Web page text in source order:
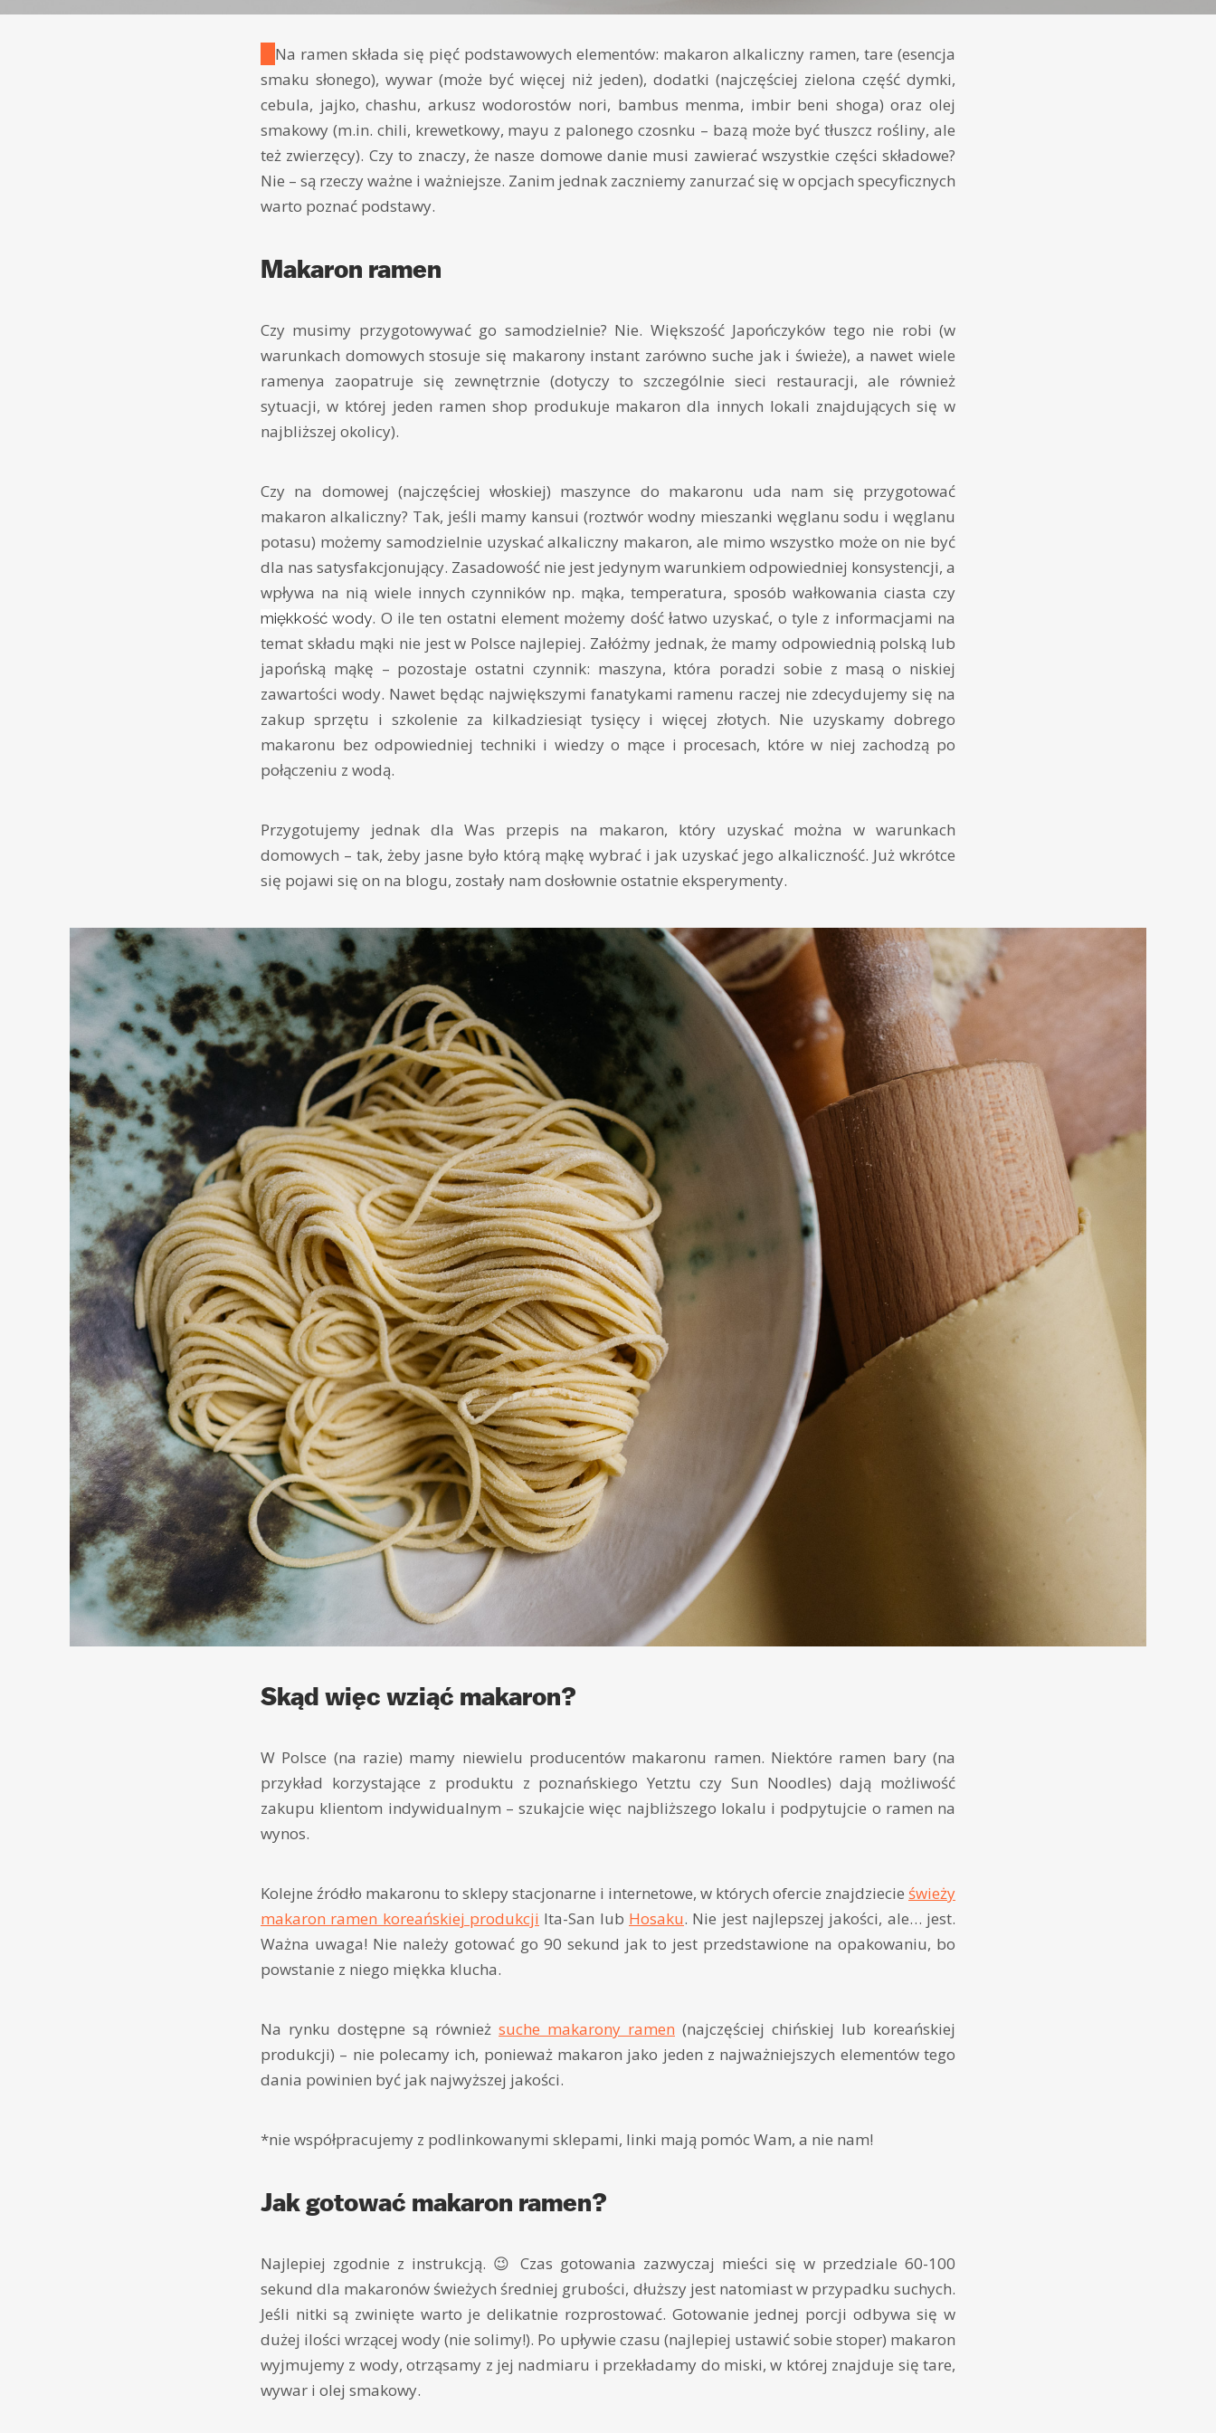
Na ramen składa się pięć podstawowych elementów: makaron alkaliczny ramen, tare (esencja
smaku słonego), wywar (może być więcej niż jeden), dodatki (najczęściej zielona część dymki,
cebula, jajko, chashu, arkusz wodorostów nori, bambus menma, imbir beni shoga) oraz olej
smakowy (m.in. chili, krewetkowy, mayu z palonego czosnku – bazą może być tłuszcz rośliny, ale
też zwierzęcy). Czy to znaczy, że nasze domowe danie musi zawierać wszystkie części składowe?
Nie – są rzeczy ważne i ważniejsze. Zanim jednak zaczniemy zanurzać się w opcjach specyficznych
warto poznać podstawy.
Makaron ramen
Czy musimy przygotowywać go samodzielnie? Nie. Większość Japończyków tego nie robi (w
warunkach domowych stosuje się makarony instant zarówno suche jak i świeże), a nawet wiele
ramenya zaopatruje się zewnętrznie (dotyczy to szczególnie sieci restauracji, ale również
sytuacji, w której jeden ramen shop produkuje makaron dla innych lokali znajdujących się w
najbliższej okolicy).
Czy na domowej (najczęściej włoskiej) maszynce do makaronu uda nam się przygotować
makaron alkaliczny? Tak, jeśli mamy kansui (roztwór wodny mieszanki węglanu sodu i węglanu
potasu) możemy samodzielnie uzyskać alkaliczny makaron, ale mimo wszystko może on nie być
dla nas satysfakcjonujący. Zasadowość nie jest jedynym warunkiem odpowiedniej konsystencji, a
wpływa na nią wiele innych czynników np. mąka, temperatura, sposób wałkowania ciasta czy
miękkość wody. O ile ten ostatni element możemy dość łatwo uzyskać, o tyle z informacjami na
temat składu mąki nie jest w Polsce najlepiej. Załóżmy jednak, że mamy odpowiednią polską lub
japońską mąkę – pozostaje ostatni czynnik: maszyna, która poradzi sobie z masą o niskiej
zawartości wody. Nawet będąc największymi fanatykami ramenu raczej nie zdecydujemy się na
zakup sprzętu i szkolenie za kilkadziesiąt tysięcy i więcej złotych. Nie uzyskamy dobrego
makaronu bez odpowiedniej techniki i wiedzy o mące i procesach, które w niej zachodzą po
połączeniu z wodą.
Przygotujemy jednak dla Was przepis na makaron, który uzyskać można w warunkach
domowych – tak, żeby jasne było którą mąkę wybrać i jak uzyskać jego alkaliczność. Już wkrótce
się pojawi się on na blogu, zostały nam dosłownie ostatnie eksperymenty.
Skąd więc wziąć makaron?
W Polsce (na razie) mamy niewielu producentów makaronu ramen. Niektóre ramen bary (na
przykład korzystające z produktu z poznańskiego Yetztu czy Sun Noodles) dają możliwość
zakupu klientom indywidualnym – szukajcie więc najbliższego lokalu i podpytujcie o ramen na
wynos.
Kolejne źródło makaronu to sklepy stacjonarne i internetowe, w których ofercie znajdziecie świeży
makaron ramen koreańskiej produkcji Ita-San lub Hosaku. Nie jest najlepszej jakości, ale… jest.
Ważna uwaga! Nie należy gotować go 90 sekund jak to jest przedstawione na opakowaniu, bo
powstanie z niego miękka klucha.
Na rynku dostępne są również suche makarony ramen (najczęściej chińskiej lub koreańskiej
produkcji) – nie polecamy ich, ponieważ makaron jako jeden z najważniejszych elementów tego
dania powinien być jak najwyższej jakości.
*nie współpracujemy z podlinkowanymi sklepami, linki mają pomóc Wam, a nie nam!
Jak gotować makaron ramen?
Najlepiej zgodnie z instrukcją. 😉 Czas gotowania zazwyczaj mieści się w przedziale 60-100
sekund dla makaronów świeżych średniej grubości, dłuższy jest natomiast w przypadku suchych.
Jeśli nitki są zwinięte warto je delikatnie rozprostować. Gotowanie jednej porcji odbywa się w
dużej ilości wrzącej wody (nie solimy!). Po upływie czasu (najlepiej ustawić sobie stoper) makaron
wyjmujemy z wody, otrząsamy z jej nadmiaru i przekładamy do miski, w której znajduje się tare,
wywar i olej smakowy.